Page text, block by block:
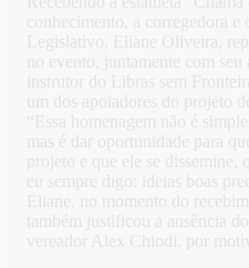
conhecimento, a corregedora e
Legislativo, Eliane Oliveira,
no evento, juntamente com
instrutor do Libras sem
um dos apoiadores do projeto
“Essa homenagem não é
mas é dar oportunidade para
projeto e que ele se dissemine,
eu sempre digo: ideias boas
Eliane, no momento do
também justificou a ausência
vereador Alex Chiodi, por